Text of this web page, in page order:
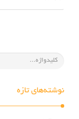
“پاروچی” …
نوشته‌های تازه